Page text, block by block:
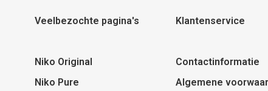
Veelbezochte pagina's
Niko Original
Niko Pure
Klantenservice
Contactinformatie
Algemene